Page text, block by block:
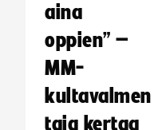
aina
oppien” –
MM-
kultavalmen
taja kertaa